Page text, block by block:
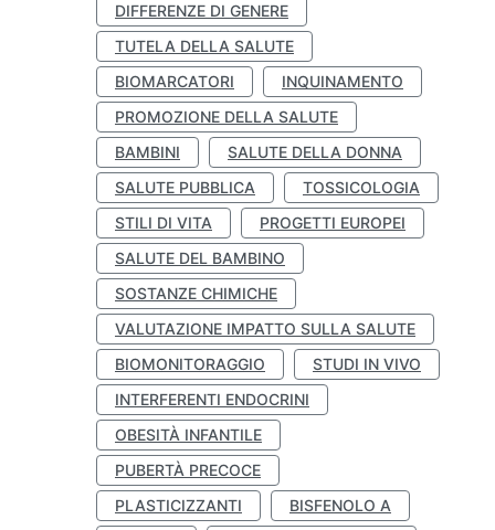
DIFFERENZE DI GENERE
TUTELA DELLA SALUTE
BIOMARCATORI
INQUINAMENTO
PROMOZIONE DELLA SALUTE
BAMBINI
SALUTE DELLA DONNA
SALUTE PUBBLICA
TOSSICOLOGIA
STILI DI VITA
PROGETTI EUROPEI
SALUTE DEL BAMBINO
SOSTANZE CHIMICHE
VALUTAZIONE IMPATTO SULLA SALUTE
BIOMONITORAGGIO
STUDI IN VIVO
INTERFERENTI ENDOCRINI
OBESITÀ INFANTILE
PUBERTÀ PRECOCE
PLASTICIZZANTI
BISFENOLO A